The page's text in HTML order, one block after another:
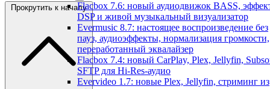
Flacbox 7.6: новый аудиодвижок BASS,
DSP и живой музыкальный визуализатор
Evermusic 8.7: настоящее воспроизведение без
пауз, аудиоэффекты, нормализация громкости,
переработанный эквалайзер
Flacbox 7.4: новый CarPlay, Plex, Jellyfin,
SFTP для Hi-Res-аудио
Evervideo 1.7: новые Plex, Jellyfin, стриминг из
Прокрутить к началу